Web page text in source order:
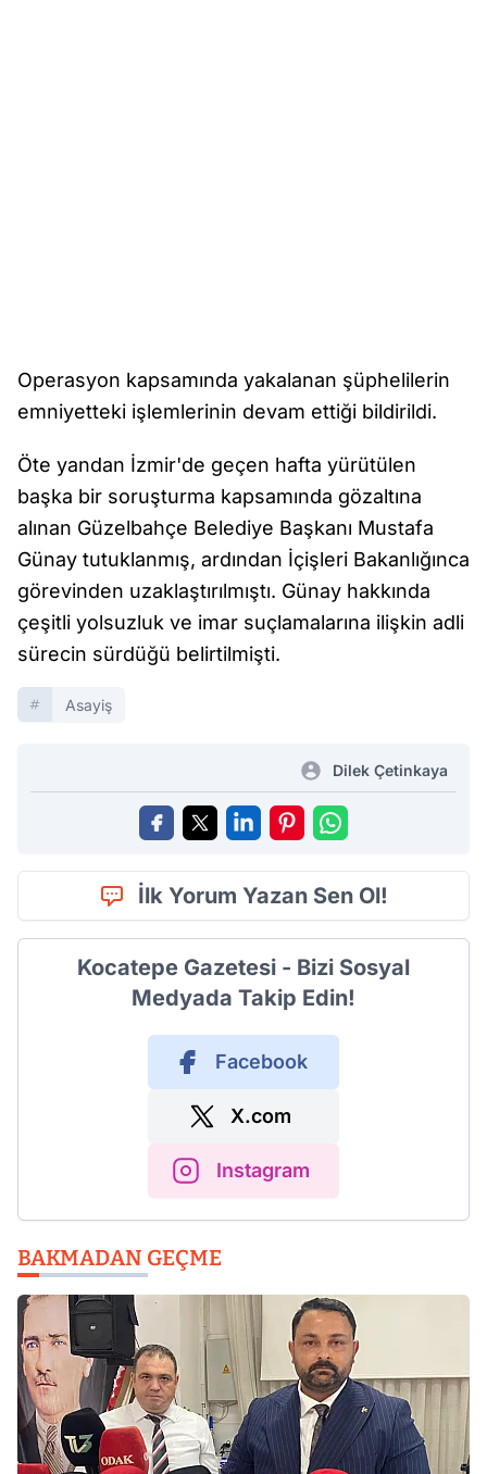
Operasyon kapsamında yakalanan şüphelilerin
emniyetteki işlemlerinin devam ettiği bildirildi.
Öte yandan İzmir'de geçen hafta yürütülen
başka bir soruşturma kapsamında gözaltına
alınan Güzelbahçe Belediye Başkanı Mustafa
Günay tutuklanmış, ardından İçişleri Bakanlığınca
görevinden uzaklaştırılmıştı. Günay hakkında
çeşitli yolsuzluk ve imar suçlamalarına ilişkin adli
sürecin sürdüğü belirtilmişti.
Asayiş
Dilek Çetinkaya
İlk Yorum Yazan Sen Ol!
Kocatepe Gazetesi - Bizi Sosyal
Medyada Takip Edin!
Facebook
X.com
Instagram
BAKMADAN GEÇME